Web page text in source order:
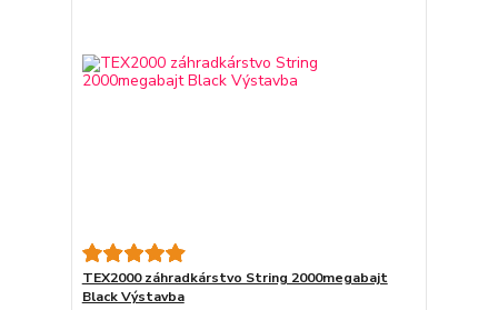
TEX2000 záhradkárstvo String 2000megabajt
Black Výstavba